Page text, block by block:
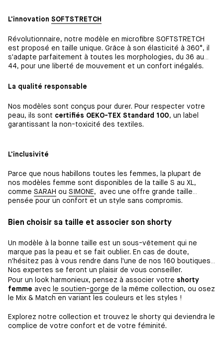
L'innovation SOFTSTRETCH
Révolutionnaire, notre modèle en microfibre SOFTSTRETCH
est proposé en taille unique. Grâce à son élasticité à 360°, il
s'adapte parfaitement à toutes les morphologies, du 36 au
44, pour une liberté de mouvement et un confort inégalés.
La qualité responsable
Nos modèles sont conçus pour durer. Pour respecter votre
peau, ils sont certifiés OEKO-TEX Standard 100, un label
garantissant la non-toxicité des textiles.
L'inclusivité
Parce que nous habillons toutes les femmes, la plupart de
nos modèles femme sont disponibles de la taille S au XL,
comme SARAH ou SIMONE, avec une offre grande taille
pensée pour un confort et un style sans compromis.
Bien choisir sa taille et associer son shorty
Un modèle à la bonne taille est un sous-vêtement qui ne
marque pas la peau et se fait oublier. En cas de doute,
n'hésitez pas à vous rendre dans l'une de nos 160 boutiques.
Nos expertes se feront un plaisir de vous conseiller.
Pour un look harmonieux, pensez à associer votre shorty
femme avec le soutien-gorge de la même collection, ou osez
le Mix & Match en variant les couleurs et les styles !
Explorez notre collection et trouvez le shorty qui deviendra le
complice de votre confort et de votre féminité.